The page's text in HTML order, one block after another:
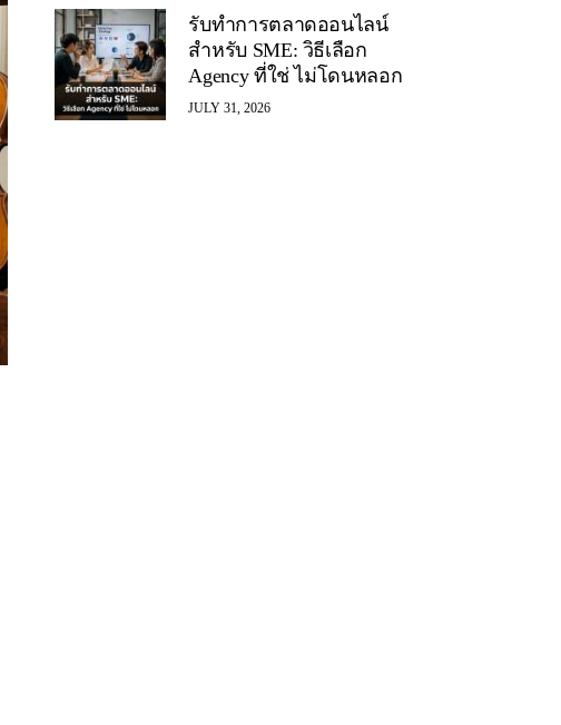
รับทำการตลาดออนไลน์
สำหรับ SME: วิธีเลือก
Agency ที่ใช่ ไม่โดนหลอก
JULY 31, 2026